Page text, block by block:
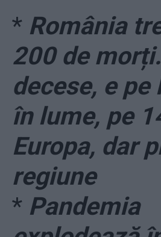
* România
200 de
decese, e pe
în lume, pe
Europa, dar
regiune
* Pandemia